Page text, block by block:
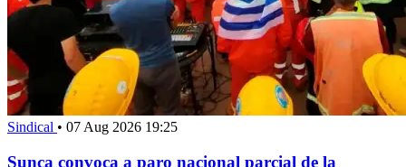
Sindical • 07 Aug 2026 19:25
Sunca convoca a paro nacional parcial de la